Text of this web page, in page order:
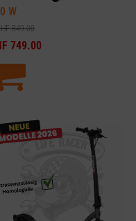
W
849.00
749.00